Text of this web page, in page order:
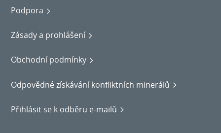
Podpora
Zásady a prohlášení
Obchodní podmínky
Odpovědné získávání konfliktních minerálů
Přihlásit se k odběru e-mailů